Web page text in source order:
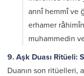
annî hemmî ve
erhamer
muhammedin
9. Aşk Duası Ritüeli:
Duanın son ritüelleri,